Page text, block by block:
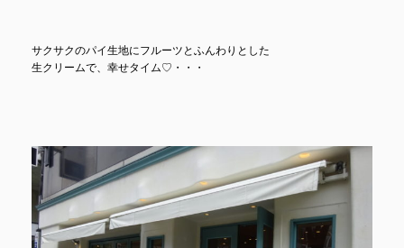
サクサクのパイ生地にフルーツとふんわりとした
生クリームで、幸せタイム♡・・・